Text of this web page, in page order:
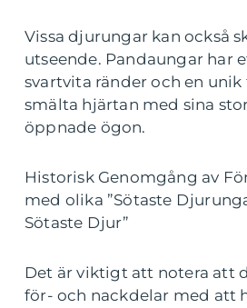
Vissa djurungar kan också
utseende. Pandaungar har
svartvita ränder och en
smälta hjärtan med sina
öppnade ögon.
Historisk Genomgång av
med olika ”Sötaste
Sötaste Djur”
Det är viktigt att notera att
för- och nackdelar med att